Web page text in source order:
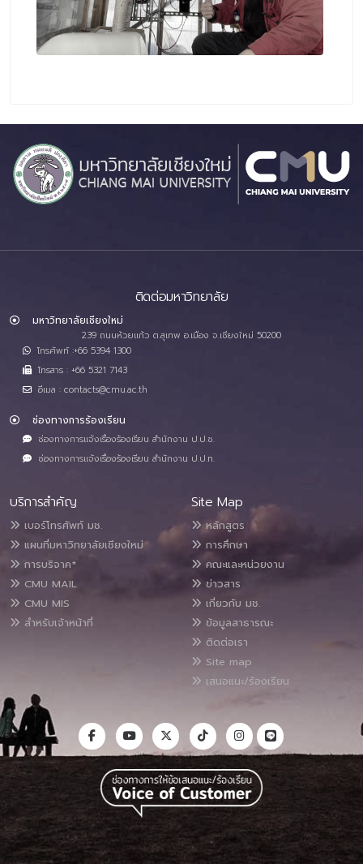
ติดต่อมหาวิทยาลัย
มหาวิทยาลัยเชียงใหม่
239 ถนนห้วยแก้ว ต.สุเทพ อ.เมือง จ.เชียงใหม่ 50200
โทรศัพท์ :+66 5394 1300
โทรสาร : +66 5321 7143
อีเมล : contacts@cmu.ac.th
ช่องทางการร้องเรียน
ช่องทางการแจ้งเรื่องร้องเรียน สำนักงาน ป.ป.ช.
ช่องทางการแจ้งเรื่องร้องเรียน สำนักงาน ป.ป.ท.
บริการสำคัญ
เบอร์โทรศัพท์ มช.
แผนที่มหาวิทยาลัยเชียงใหม่
การบริจาค*
CMU MAIL
CMU MIS
สำหรับเจ้าหน้าที่
Site Map
หลักสูตร
การศึกษา
คณะและหน่วยงาน
ข่าวสาร
เกี่ยวกับ มช.
ข้อมูลสาธารณะ
ติดต่อเรา
Site map
เสนอแนะ/ร้องเรียน